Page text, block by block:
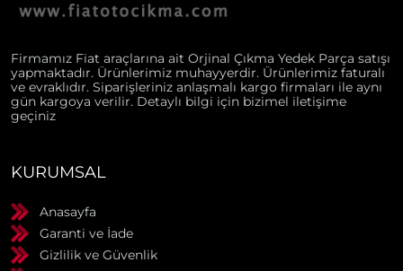
Firmamız Fiat araçlarına ait Orjinal Çıkma Yedek Parça satışı
yapmaktadır. Ürünlerimiz muhayyerdir. Ürünlerimiz faturalı
ve evraklıdır. Siparişleriniz anlaşmalı kargo firmaları ile aynı
gün kargoya verilir. Detaylı bilgi için bizimel iletişime
geçiniz
KURUMSAL
Anasayfa
Garanti ve İade
Gizlilik ve Güvenlik